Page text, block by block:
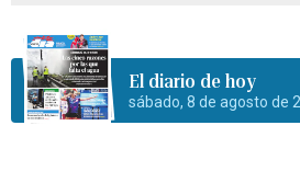
El diario de hoy
sábado, 8 de agosto de